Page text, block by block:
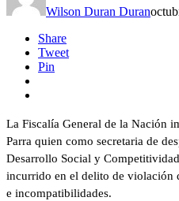
Wilson Duran Duran
Share
Tweet
Pin
La Fiscalía General de la Nación
Parra quien como secretaria de
Desarrollo Social y
incurrido en el delito de violación
e incompatibilidades.